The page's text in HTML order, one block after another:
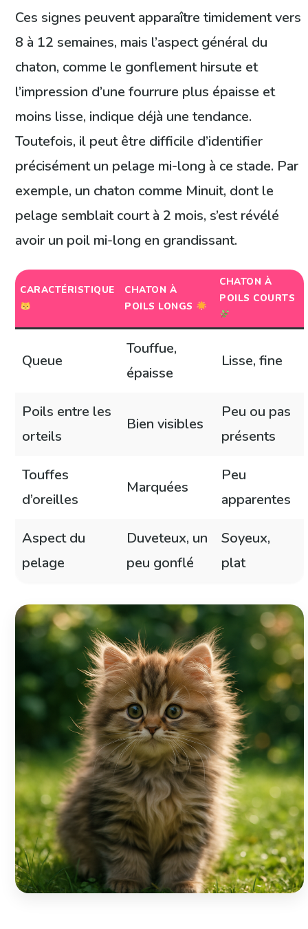
Ces signes peuvent apparaître timidement vers
8 à 12 semaines, mais l’aspect général du
chaton, comme le gonflement hirsute et
l’impression d’une fourrure plus épaisse et
moins lisse, indique déjà une tendance.
Toutefois, il peut être difficile d’identifier
précisément un pelage mi-long à ce stade. Par
exemple, un chaton comme Minuit, dont le
pelage semblait court à 2 mois, s’est révélé
avoir un poil mi-long en grandissant.
CARACTÉRISTIQUE
CHATON À
POILS LONGS
CHATON À
POILS COURTS
Queue
Touffue,
épaisse
Lisse, fine
Poils entre les
orteils
Bien visibles
Peu ou pas
présents
Touffes
d’oreilles
Marquées
Peu
apparentes
Aspect du
pelage
Duveteux, un
peu gonflé
Soyeux,
plat